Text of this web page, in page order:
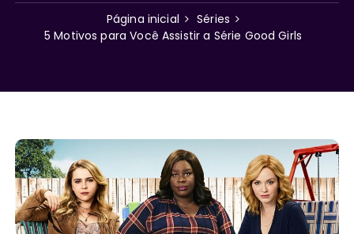
Página inicial
Séries
5 Motivos para Você Assistir a Série Good Girls